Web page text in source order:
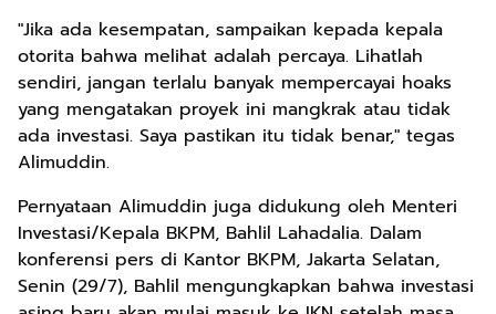
"Jika ada kesempatan, sampaikan kepada kepala
otorita bahwa melihat adalah percaya. Lihatlah
sendiri, jangan terlalu banyak mempercayai hoaks
yang mengatakan proyek ini mangkrak atau tidak
ada investasi. Saya pastikan itu tidak benar," tegas
Alimuddin.
Pernyataan Alimuddin juga didukung oleh Menteri
Investasi/Kepala BKPM, Bahlil Lahadalia. Dalam
konferensi pers di Kantor BKPM, Jakarta Selatan,
Senin (29/7), Bahlil mengungkapkan bahwa investasi